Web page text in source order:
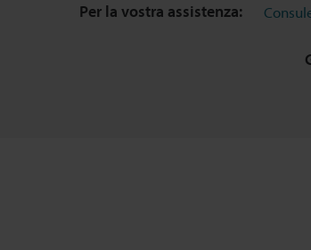
Per la vostra assistenza: